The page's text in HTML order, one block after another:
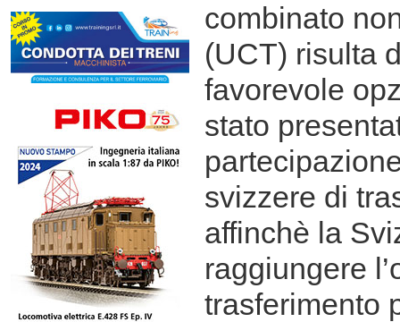
combinato
(UCT) risulta
favorevole
stato
svizzere di
affinchè la
raggiungere
trasferimento